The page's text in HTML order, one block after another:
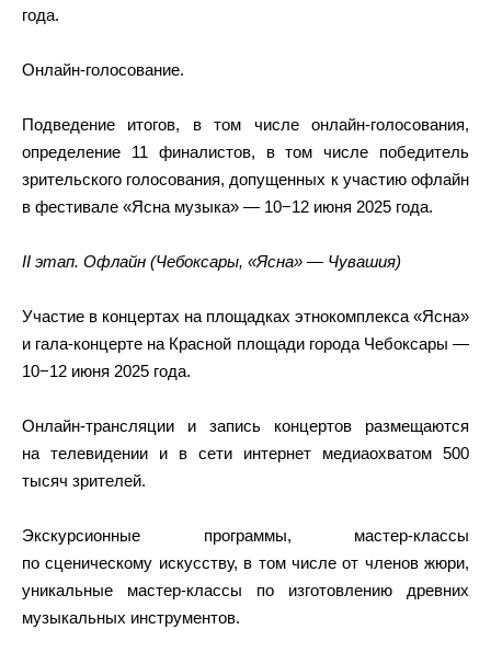
года.
Онлайн-голосование.
Подведение итогов, в том числе онлайн-голосования,
определение 11 финалистов, в том числе победитель
зрительского голосования, допущенных к участию офлайн
в фестивале «Ясна музыка» — 10−12 июня 2025 года.
II этап. Офлайн (Чебоксары, «Ясна» — Чувашия)
Участие в концертах на площадках этнокомплекса «Ясна»
и гала-концерте на Красной площади города Чебоксары —
10−12 июня 2025 года.
Онлайн-трансляции и запись концертов размещаются
на телевидении и в сети интернет медиаохватом 500
тысяч зрителей.
Экскурсионные программы, мастер-классы
по сценическому искусству, в том числе от членов жюри,
уникальные мастер-классы по изготовлению древних
музыкальных инструментов.